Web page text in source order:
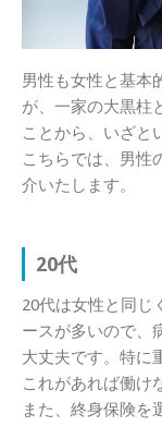
男性も女性と基本
が、一家の大黒柱
ことから、いざと
こちらでは、男性
介いたします。
20代
20代は女性と同じ
ースが多いので、
大丈夫です。特に
これがあれば働け
また、終身保険を